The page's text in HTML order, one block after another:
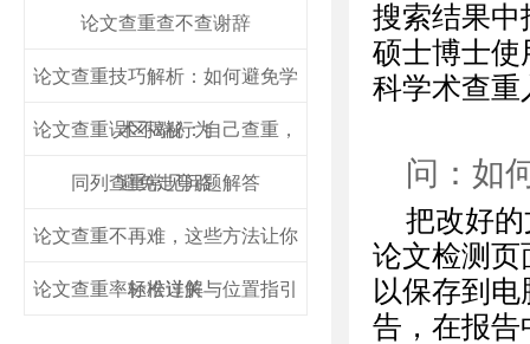
论文查重查不查谢辞
论文查重技巧解析：如何避免学
术不端行为
论文查重误区揭秘：自己查重，
避免走弯路
同列查重常见问题解答
论文查重不再难，这些方法让你
轻松过关
论文查重率标准详解与位置指引
搜索结果中
硕士博士使
科学术查重
问：如
把改好
论文检测页
以保存到
告，在报告